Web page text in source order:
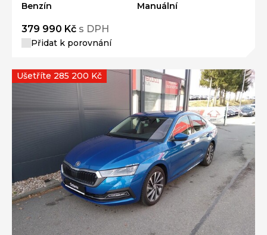
Benzín
Manuální
379 990 Kč s DPH
Přidat k porovnání
Ušetříte 285 200 Kč